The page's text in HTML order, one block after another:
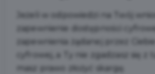
Jeżeli w odpowiedzi na Twój
zapewnienie dostępności
zapewnienia żądanej przez
cyfrowej, a Ty nie zgadzasz się z
masz prawo złożyć skargę.